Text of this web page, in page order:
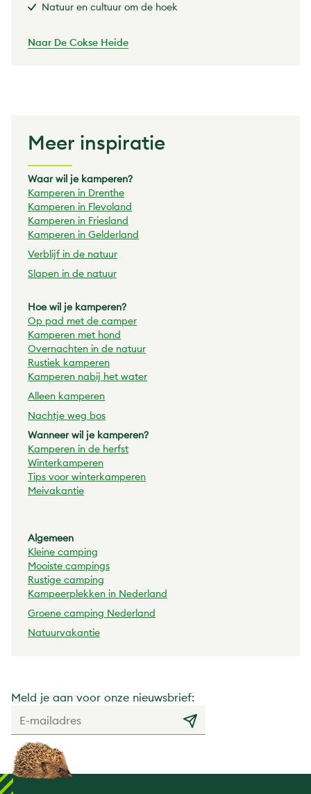
Natuur en cultuur om de hoek
Naar De Cokse Heide
Meer inspiratie
Waar wil je kamperen?
Kamperen in Drenthe
Kamperen in Flevoland
Kamperen in Friesland
Kamperen in Gelderland
Verblijf in de natuur
Slapen in de natuur
Hoe wil je kamperen?
Op pad met de camper
Kamperen met hond
Overnachten in de natuur
Rustiek kamperen
Kamperen nabij het water
Alleen kamperen
Nachtje weg bos
Wanneer wil je kamperen?
Kamperen in de herfst
Winterkamperen
Tips voor winterkamperen
Meivakantie
Algemeen
Kleine camping
Mooiste campings
Rustige camping
Kampeerplekken in Nederland
Groene camping Nederland
Natuurvakantie
Meld je aan voor onze nieuwsbrief: